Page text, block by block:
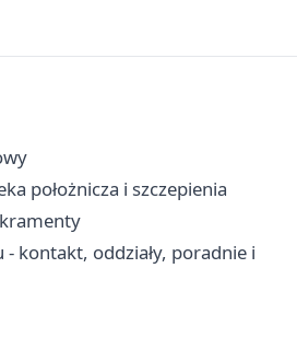
położnicza i szczepienia
kontakt, oddziały, poradnie i